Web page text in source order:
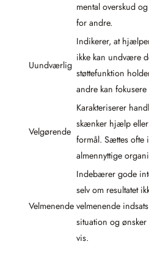
mental overskud
for andre.
Uundværlig
Indikerer, at
ikke kan undvære
støttefunktion
andre kan
Velgørende
Karakteriserer
skænker hjælp
formål. Sættes ofte
almennyttige
Velmenende
Indebærer gode
selv om resultatet
velmenende
situation og
vis.